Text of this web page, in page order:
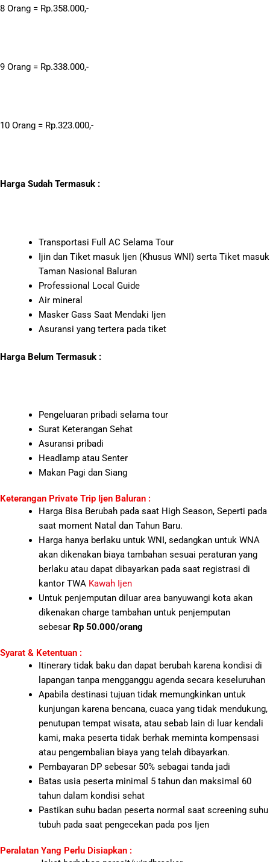
8 Orang = Rp.358.000,-
9 Orang = Rp.338.000,-
10 Orang = Rp.323.000,-
Harga Sudah Termasuk :
Transportasi Full AC Selama Tour
Ijin dan Tiket masuk Ijen (Khusus WNI) serta Tiket masuk
Taman Nasional Baluran
Professional Local Guide
Air mineral
Masker Gass Saat Mendaki Ijen
Asuransi yang tertera pada tiket
Harga Belum Termasuk :
Pengeluaran pribadi selama tour
Surat Keterangan Sehat
Asuransi pribadi
Headlamp atau Senter
Makan Pagi dan Siang
Keterangan Private Trip Ijen Baluran :
Harga Bisa Berubah pada saat High Season, Seperti pada
saat moment Natal dan Tahun Baru.
Harga hanya berlaku untuk WNI, sedangkan untuk WNA
akan dikenakan biaya tambahan sesuai peraturan yang
berlaku atau dapat dibayarkan pada saat registrasi di
kantor TWA Kawah Ijen
Untuk penjemputan diluar area banyuwangi kota akan
dikenakan charge tambahan untuk penjemputan
sebesar Rp 50.000/orang
Syarat & Ketentuan :
Itinerary tidak baku dan dapat berubah karena kondisi di
lapangan tanpa mengganggu agenda secara keseluruhan
Apabila destinasi tujuan tidak memungkinkan untuk
kunjungan karena bencana, cuaca yang tidak mendukung,
penutupan tempat wisata, atau sebab lain di luar kendali
kami, maka peserta tidak berhak meminta kompensasi
atau pengembalian biaya yang telah dibayarkan.
Pembayaran DP sebesar 50% sebagai tanda jadi
Batas usia peserta minimal 5 tahun dan maksimal 60
tahun dalam kondisi sehat
Pastikan suhu badan peserta normal saat screening suhu
tubuh pada saat pengecekan pada pos Ijen
Peralatan Yang Perlu Disiapkan :